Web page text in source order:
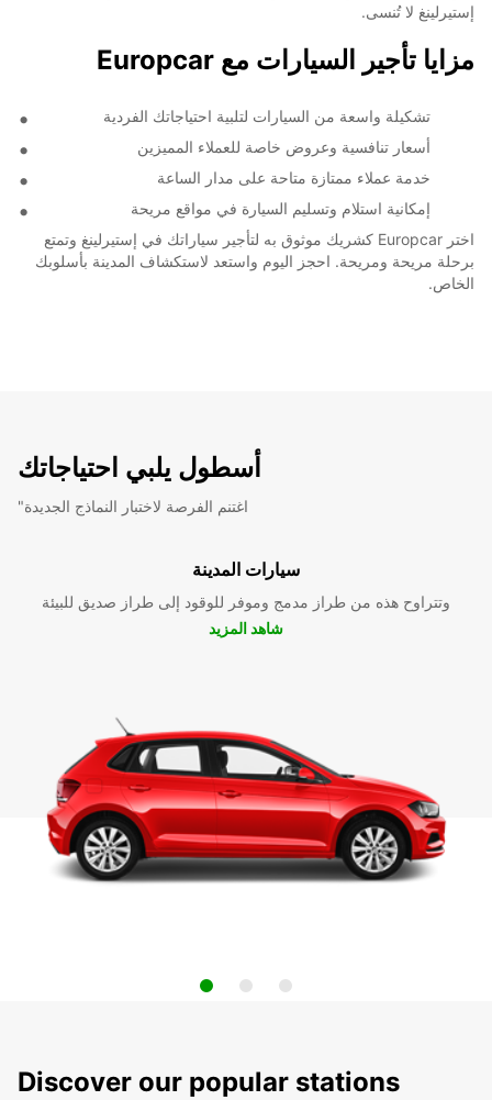
إستيرلينغ لا تُنسى.
مزايا تأجير السيارات مع Europcar
تشكيلة واسعة من السيارات لتلبية احتياجاتك الفردية
أسعار تنافسية وعروض خاصة للعملاء المميزين
خدمة عملاء ممتازة متاحة على مدار الساعة
إمكانية استلام وتسليم السيارة في مواقع مريحة
اختر Europcar كشريك موثوق به لتأجير سياراتك في إستيرلينغ وتمتع
برحلة مريحة ومريحة. احجز اليوم واستعد لاستكشاف المدينة بأسلوبك
الخاص.
أسطول يلبي احتياجاتك
"اغتنم الفرصة لاختبار النماذج الجديدة
سيارات المدينة
وتتراوح هذه من طراز مدمج وموفر للوقود إلى طراز صديق للبيئة
شاهد المزيد
Discover our popular stations